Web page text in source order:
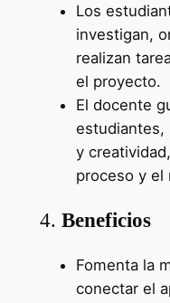
Los
investigan,
realizan
el proyecto.
El docente
estudiantes,
y
proceso y el
4. Beneficios
Fomenta la
conectar el